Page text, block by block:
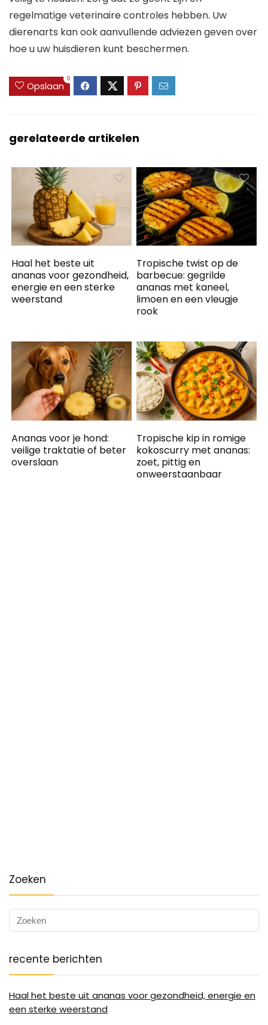
regelmatige veterinaire controles hebben. Uw
dierenarts kan ook aanvullende adviezen geven over
hoe u uw huisdieren kunt beschermen.
Opslaan
0
gerelateerde artikelen
Haal het beste uit
ananas voor gezondheid,
energie en een sterke
weerstand
Tropische twist op de
barbecue: gegrilde
ananas met kaneel,
limoen en een vleugje
rook
Ananas voor je hond:
veilige traktatie of beter
overslaan
Tropische kip in romige
kokoscurry met ananas:
zoet, pittig en
onweerstaanbaar
Zoeken
recente berichten
Haal het beste uit ananas voor gezondheid, energie en
een sterke weerstand